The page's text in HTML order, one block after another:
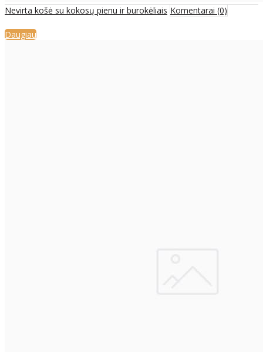
Nevirta košė su kokosų pienu ir burokėliais Komentarai (0)
Daugiau